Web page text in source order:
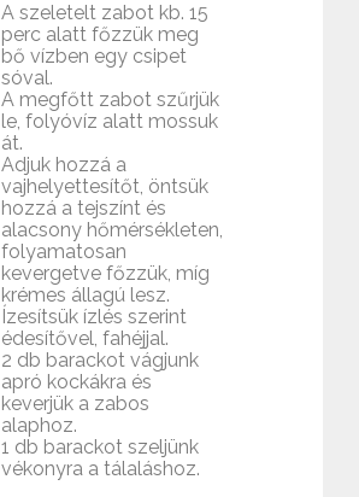
A szeletelt zabot kb. 15
perc alatt főzzük meg
bő vízben egy csipet
sóval.
A megfőtt zabot szűrjük
le, folyóvíz alatt mossuk
át.
Adjuk hozzá a
vajhelyettesítőt, öntsük
hozzá a tejszínt és
alacsony hőmérsékleten,
folyamatosan
kevergetve főzzük, míg
krémes állagú lesz.
Ízesítsük ízlés szerint
édesítővel, fahéjjal.
2 db barackot vágjunk
apró kockákra és
keverjük a zabos
alaphoz.
1 db barackot szeljünk
vékonyra a tálaláshoz.